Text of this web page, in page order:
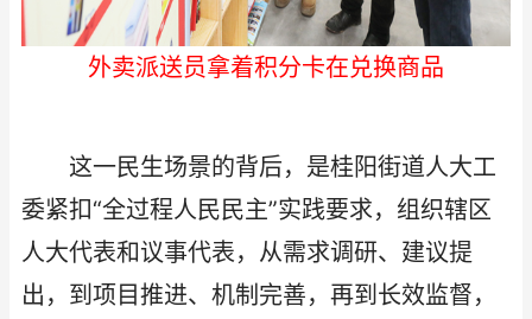
外卖派送员拿着积分卡在兑换商品
这一民生场景的背后，是桂阳街道人大工
委紧扣“全过程人民民主”实践要求，组织辖区
人大代表和议事代表，从需求调研、建议提
出，到项目推进、机制完善，再到长效监督，